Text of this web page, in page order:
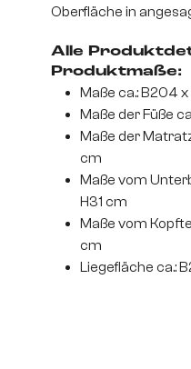
Oberfläche in
Alle
Produktmaße:
Maße ca.: B204 x
Maße der Füße
Maße der
cm
Maße vom
H31 cm
Maße vom
cm
Liegefläche ca.: